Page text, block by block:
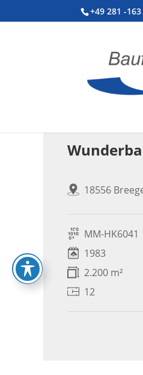
+49 281 -
18556
MM-HK6041
1983
2.200 m²
12